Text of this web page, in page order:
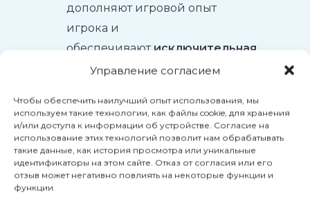
Управление согласием
Чтобы обеспечить наилучший опыт использования, мы
используем такие технологии, как файлы cookie, для хранения
и/или доступа к информации об устройстве. Согласие на
использование этих технологий позволит нам обрабатывать
такие данные, как история просмотра или уникальные
идентификаторы на этом сайте. Отказ от согласия или его
отзыв может негативно повлиять на некоторые функции и
функции.
дополняют игровой опыт
игрока и
обеспечиваютисключительная
активностьипамятный
могли добиться дома.